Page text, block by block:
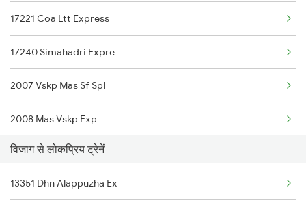
Visakhapatnam to Tiruvannamalai Trains
18522 Tirumala Exp
18464 Prashanthi Exp
12718 Ratnachal Sf Ex
13352 Allp Dhn Express
11019 Konark Express
17239 Simhadri Exp
17221 Coa Ltt Express
17240 Simahadri Expre
2007 Vskp Mas Sf Spl
2008 Mas Vskp Exp
2543 Hwh Mas Spl
2544 Mas Hwh Sf Spl
विजाग से लोकप्रिय ट्रेनें
13351 Dhn Alappuzha Ex